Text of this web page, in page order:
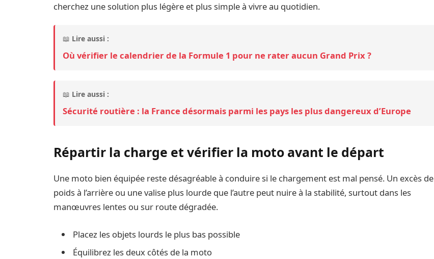
cherchez une solution plus légère et plus simple à vivre au quotidien.
📖 Lire aussi :
Où vérifier le calendrier de la Formule 1 pour ne rater aucun Grand Prix ?
📖 Lire aussi :
Sécurité routière : la France désormais parmi les pays les plus dangereux d’Europe
Répartir la charge et vérifier la moto avant le départ
Une moto bien équipée reste désagréable à conduire si le chargement est mal pensé. Un excès de
poids à l’arrière ou une valise plus lourde que l’autre peut nuire à la stabilité, surtout dans les
manœuvres lentes ou sur route dégradée.
Placez les objets lourds le plus bas possible
Équilibrez les deux côtés de la moto